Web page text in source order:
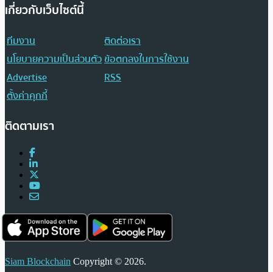
เกี่ยวกับเว็บไซต์นี้
ทีมงาน
ติดต่อเรา
นโยบายความเป็นส่วนตัวข้อตกลงในการใช้งาน
Advertise
RSS
ตั้งค่าคุกกี้
ติดตามเรา
Siam Blockchain Copyright © 2026.